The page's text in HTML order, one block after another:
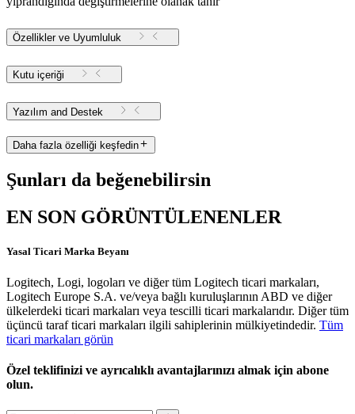
Özellikler ve Uyumluluk
Kutu içeriği
Yazılım and Destek
Daha fazla özelliği keşfedin
Şunları da beğenebilirsin
EN SON GÖRÜNTÜLENENLER
Yasal Ticari Marka Beyanı
Logitech, Logi, logoları ve diğer tüm Logitech ticari markaları,
Logitech Europe S.A. ve/veya bağlı kuruluşlarının ABD ve diğer
ülkelerdeki ticari markaları veya tescilli ticari markalarıdır. Diğer tüm
üçüncü taraf ticari markaları ilgili sahiplerinin mülkiyetindedir. Tüm
ticari markaları görün
Özel teklifinizi ve ayrıcalıklı avantajlarınızı almak için abone
olun.